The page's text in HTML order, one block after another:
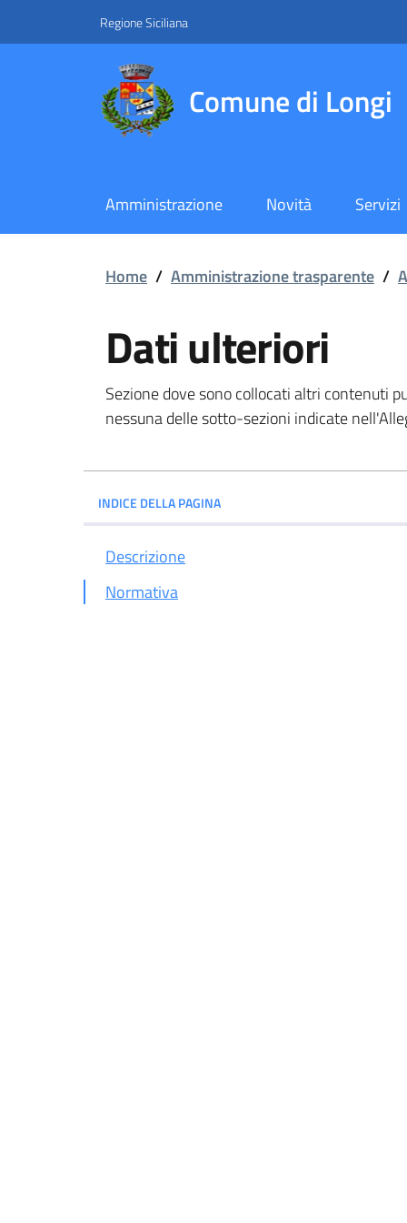
Regione Siciliana
Comune di Longi
Amministrazione Novità Servizi
Dati ulteriori
Home / Amministrazione trasparente /
Dati ulteriori
Sezione dove sono collocati altri contenuti
nessuna delle sotto-sezioni indicate
INDICE DELLA PAGINA
Descrizione
Normativa